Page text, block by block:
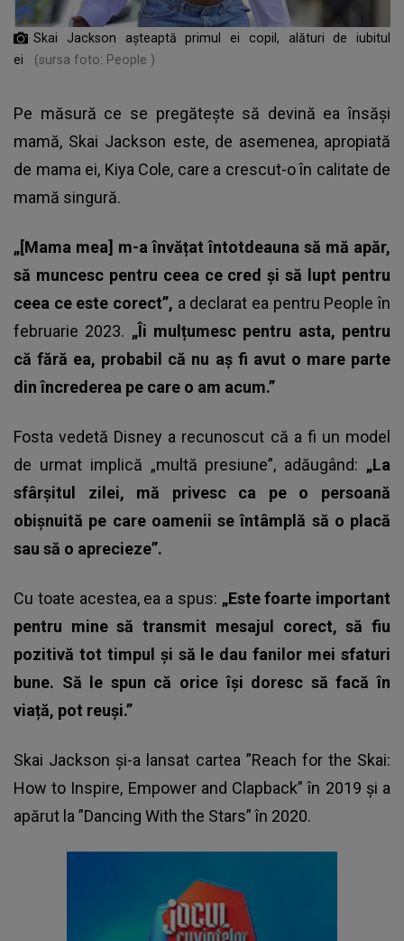
Skai Jackson așteaptă primul ei copil, alături de iubitul
ei
(sursa foto: People )
Pe măsură ce se pregătește să devină ea însăși
mamă, Skai Jackson este, de asemenea, apropiată
de mama ei, Kiya Cole, care a crescut-o în calitate de
mamă singură.
„[Mama mea] m-a învățat întotdeauna să mă apăr,
să muncesc pentru ceea ce cred și să lupt pentru
ceea ce este corect”, a declarat ea pentru People în
februarie 2023. „Îi mulțumesc pentru asta, pentru
că fără ea, probabil că nu aș fi avut o mare parte
din încrederea pe care o am acum.”
Fosta vedetă Disney a recunoscut că a fi un model
de urmat implică „multă presiune”, adăugând: „La
sfârșitul zilei, mă privesc ca pe o persoană
obișnuită pe care oamenii se întâmplă să o placă
sau să o aprecieze”.
Cu toate acestea, ea a spus: „Este foarte important
pentru mine să transmit mesajul corect, să fiu
pozitivă tot timpul și să le dau fanilor mei sfaturi
bune. Să le spun că orice își doresc să facă în
viață, pot reuși.”
Skai Jackson și-a lansat cartea ”Reach for the Skai:
How to Inspire, Empower and Clapback” în 2019 și a
apărut la ”Dancing With the Stars” în 2020.